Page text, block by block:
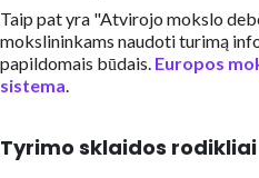
Taip pat yra "Atvirojo mokslo
mokslininkams naudoti turimą
papildomais būdais. Europos
sistema.
Tyrimo sklaidos rodikliai